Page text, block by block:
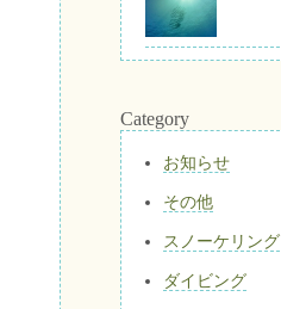
Category
お知らせ
その他
スノーケリング
ダイビング